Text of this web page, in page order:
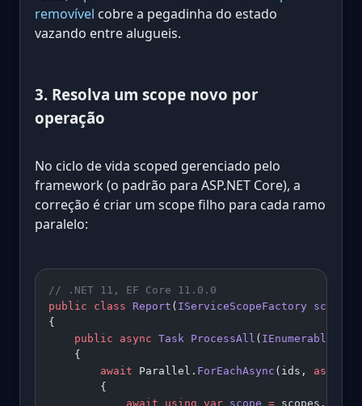
removível cobre a pegadinha do estado
vazando entre alugueis.
3. Resolva um scope novo por
operação
No ciclo de vida scoped gerenciado pelo
framework (o padrão para ASP.NET Core), a
correção é criar um scope filho para cada ramo
paralelo:
// .NET 11, EF Core 11.0.0
public class Report ( IServiceScopeFactory scopes
{
    public
async Task ProcessAll ( IEnumerable
    {
        await
Parallel. ForEachAsync (ids, async
        {
            await
using var scope = scopes.